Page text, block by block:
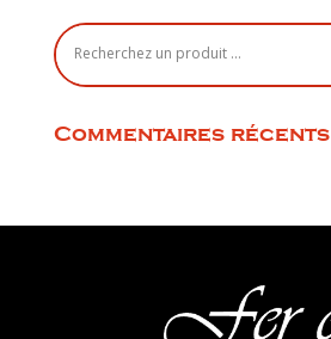
Commentaires récents